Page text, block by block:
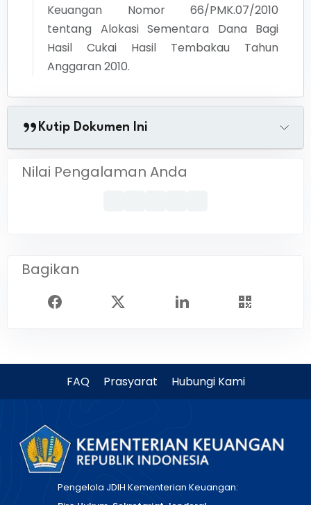
Keuangan Nomor 66/PMK.07/2010
tentang Alokasi Sementara Dana Bagi
Hasil Cukai Hasil Tembakau Tahun
Anggaran 2010.
Kutip Dokumen Ini
Nilai Pengalaman Anda
Bagikan
FAQ Prasyarat Hubungi Kami
Pengelola JDIH Kementerian Keuangan: